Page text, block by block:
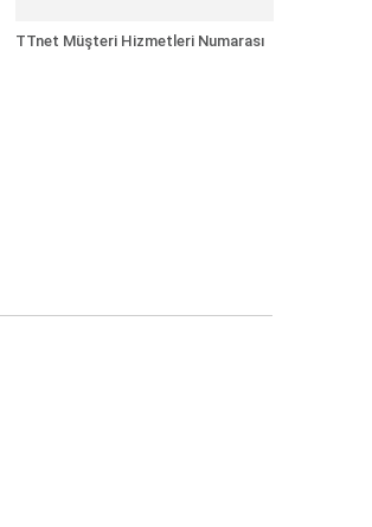
TTnet Müşteri Hizmetleri Numarası